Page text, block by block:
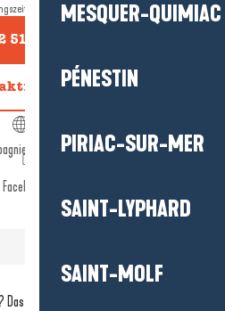
MESQUER-QUIMIAC
PÉNESTIN
PIRIAC-SUR-MER
SAINT-LYPHARD
SAINT-MOLF
ansehen
51 60 14
Sie uns
vendeenne.com
Facebook Seite
Das Unternehmen schlägt Ihnen vor, die